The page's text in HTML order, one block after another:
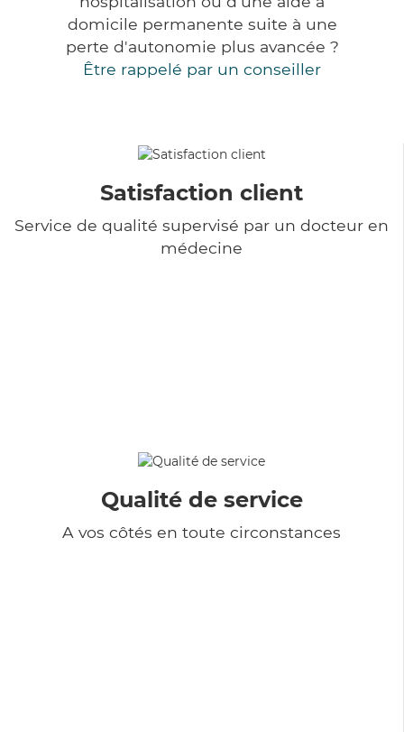
domicile permanente suite à une
perte d'autonomie plus avancée ?
Être rappelé par un conseiller
Satisfaction client
Service de qualité supervisé par un docteur en
médecine
Qualité de service
A vos côtés en toute circonstances